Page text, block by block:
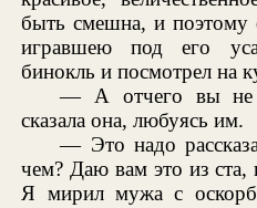
быть смешна, и
игравшею под его
бинокль и посмотрел на
— А отчего вы не
сказала она, любуясь им.
— Это надо
чем? Даю вам это из ста,
Я мирил мужа с